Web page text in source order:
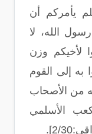
يأمركم أن
الله، لا
لأخيكم وزن
به إلى القوم
من الأصحاب
الأسلمي
30].